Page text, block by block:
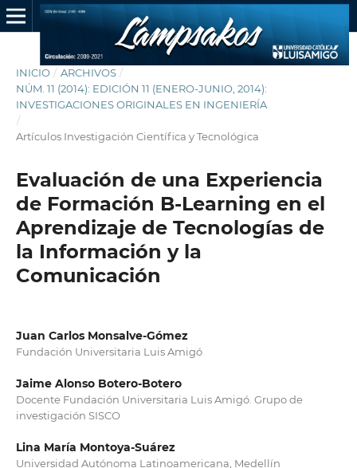
INICIO / ARCHIVOS /
NÚM. 11 (2014): EDICIÓN 11 (ENERO-JUNIO, 2014):
INVESTIGACIONES ORIGINALES EN INGENIERÍA
/
Artículos Investigación Científica y Tecnológica
Evaluación de una Experiencia
de Formación B-Learning en el
Aprendizaje de Tecnologías de
la Información y la
Comunicación
Juan Carlos Monsalve-Gómez
Fundación Universitaria Luis Amigó
Jaime Alonso Botero-Botero
Docente Fundación Universitaria Luis Amigó. Grupo de
investigación SISCO
Lina María Montoya-Suárez
Universidad Autónoma Latinoamericana, Medellín